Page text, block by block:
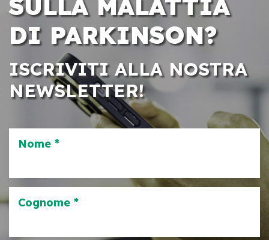
SULLA MALATTIA
DI PARKINSON?
ISCRIVITI ALLA NOSTRA
NEWSLETTER!
Nome *
Cognome *